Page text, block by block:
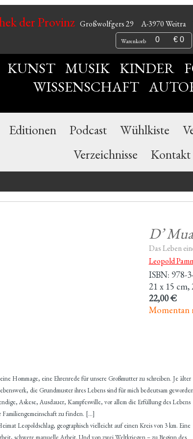
der Provinz Großwolfgers 29 A-3970 Weitra
Warenkorb 0 € 0
KUNST MUSIK KINDER
WISSENSCHAFT
Editionen Podcast Wühlkiste
Verzeichnisse
Kontakt
D’
Das Leben
Leopold
ISBN: 978-
21 x 15 cm,
22,00 €
Momentan
Hommage, eine Ehrenrede für unsere Großmutter zu schreiben. Je älter
die Grundmuster ihres Lebens sind für mich bedeutsam
Askese, Ausdauer, Kampfeswille, vor allem die Erfüllung des Lebens
Familiengemeinschaft zu finden. […]
Leopoldschlag, geographisch vielleicht auf einen Kreis von 3 km. Eine
schwere manuelle Arbeit. Und von zwei Weltkriegen – zu Beginn des